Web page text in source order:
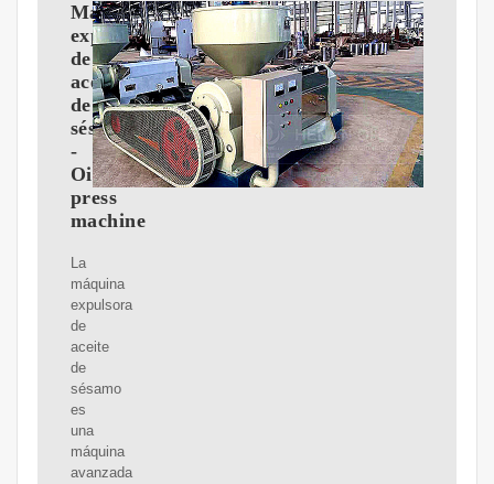
Máquina
expulsora
de
aceite
de
sésamo
-
Oil
press
machine
La
máquina
expulsora
de
aceite
de
sésamo
es
una
máquina
avanzada